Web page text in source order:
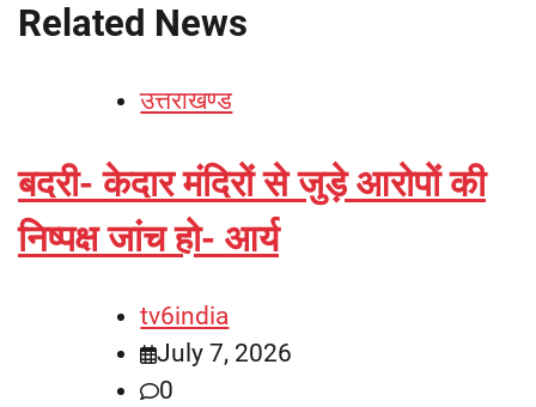
Related News
उत्तराखण्ड
बदरी- केदार मंदिरों से जुड़े आरोपों की
निष्पक्ष जांच हो- आर्य
tv6india
July 7, 2026
0